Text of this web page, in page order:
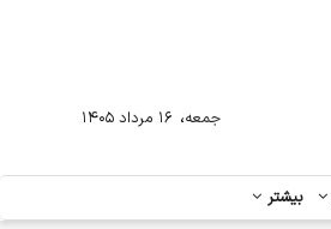
بیشتر
جمعه، ۱۶ مرداد ۱۴۰۵